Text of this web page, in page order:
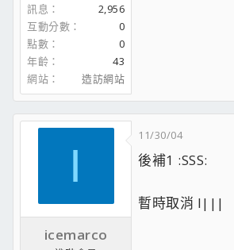
訊息
2,956
互動分數
0
點數
0
年齡
43
網站
造訪網站
I
icemarco
11/30/04
後補1 :SSS:
暫時取消 l|||